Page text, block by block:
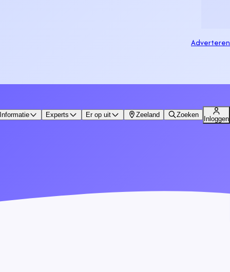
Adverteren
Informatie Experts Er op uit Zeeland Zoeken
Inloggen